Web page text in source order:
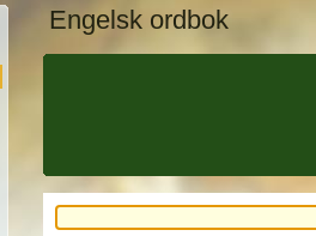
Engelsk ordbok